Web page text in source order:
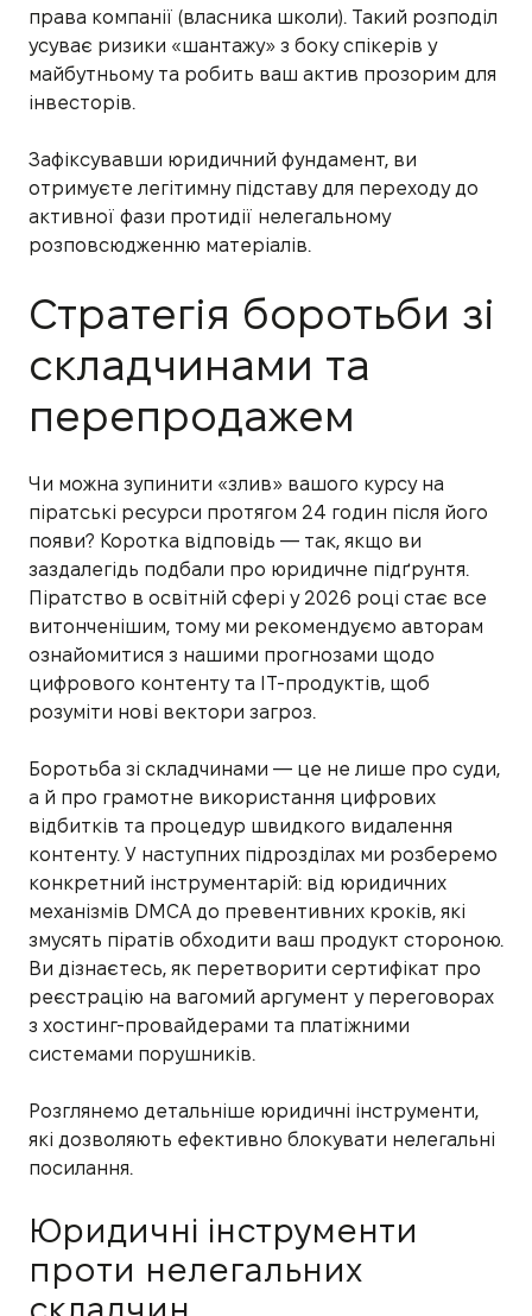
права компанії (власника школи). Такий розподіл
усуває ризики «шантажу» з боку спікерів у
майбутньому та робить ваш актив прозорим для
інвесторів.
Зафіксувавши юридичний фундамент, ви
отримуєте легітимну підставу для переходу до
активної фази протидії нелегальному
розповсюдженню матеріалів.
Стратегія боротьби зі
складчинами та
перепродажем
Чи можна зупинити «злив» вашого курсу на
піратські ресурси протягом 24 годин після його
появи? Коротка відповідь — так, якщо ви
заздалегідь подбали про юридичне підґрунтя.
Піратство в освітній сфері у 2026 році стає все
витонченішим, тому ми рекомендуємо авторам
ознайомитися з нашими прогнозами щодо
цифрового контенту та ІТ-продуктів, щоб
розуміти нові вектори загроз.
Боротьба зі складчинами — це не лише про суди,
а й про грамотне використання цифрових
відбитків та процедур швидкого видалення
контенту. У наступних підрозділах ми розберемо
конкретний інструментарій: від юридичних
механізмів DMCA до превентивних кроків, які
змусять піратів обходити ваш продукт стороною.
Ви дізнаєтесь, як перетворити сертифікат про
реєстрацію на вагомий аргумент у переговорах
з хостинг-провайдерами та платіжними
системами порушників.
Розглянемо детальніше юридичні інструменти,
які дозволяють ефективно блокувати нелегальні
посилання.
Юридичні інструменти
проти нелегальних
складчин